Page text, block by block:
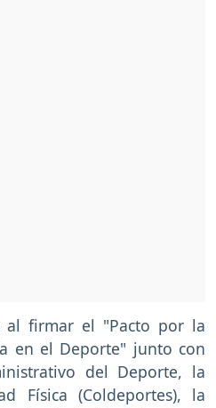
al firmar el "Pacto por la
en el Deporte" junto con
del Deporte, la
Física (Coldeportes), la